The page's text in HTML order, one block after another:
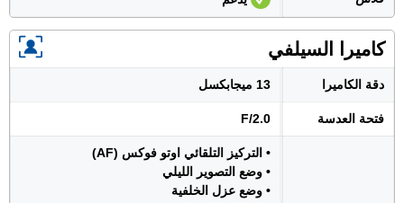
كاميرا السيلفي
دقة الكاميرا 13 ميجابكسل
فتحة العدسة F/2.0
• التركيز التلقائي اوتو فوكس (AF)
• وضع التصوير الليلي
• وضع عزل الخلفية